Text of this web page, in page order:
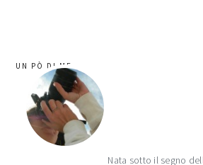
barra
laterale
primaria
UN PÒ DI ME
Nata sotto il segno